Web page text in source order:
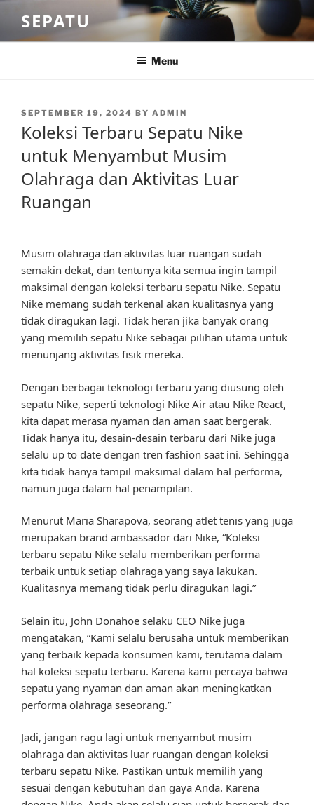
content
SEPATU
Menu
POSTED
SEPTEMBER 19, 2024 BY ADMIN
Koleksi Terbaru Sepatu Nike
untuk Menyambut Musim
Olahraga dan Aktivitas Luar
Ruangan
Musim olahraga dan aktivitas luar ruangan sudah
semakin dekat, dan tentunya kita semua ingin tampil
maksimal dengan koleksi terbaru sepatu Nike. Sepatu
Nike memang sudah terkenal akan kualitasnya yang
tidak diragukan lagi. Tidak heran jika banyak orang
yang memilih sepatu Nike sebagai pilihan utama untuk
menunjang aktivitas fisik mereka.
Dengan berbagai teknologi terbaru yang diusung oleh
sepatu Nike, seperti teknologi Nike Air atau Nike React,
kita dapat merasa nyaman dan aman saat bergerak.
Tidak hanya itu, desain-desain terbaru dari Nike juga
selalu up to date dengan tren fashion saat ini. Sehingga
kita tidak hanya tampil maksimal dalam hal performa,
namun juga dalam hal penampilan.
Menurut Maria Sharapova, seorang atlet tenis yang juga
merupakan brand ambassador dari Nike, “Koleksi
terbaru sepatu Nike selalu memberikan performa
terbaik untuk setiap olahraga yang saya lakukan.
Kualitasnya memang tidak perlu diragukan lagi.”
Selain itu, John Donahoe selaku CEO Nike juga
mengatakan, “Kami selalu berusaha untuk memberikan
yang terbaik kepada konsumen kami, terutama dalam
hal koleksi sepatu terbaru. Karena kami percaya bahwa
sepatu yang nyaman dan aman akan meningkatkan
performa olahraga seseorang.”
Jadi, jangan ragu lagi untuk menyambut musim
olahraga dan aktivitas luar ruangan dengan koleksi
terbaru sepatu Nike. Pastikan untuk memilih yang
sesuai dengan kebutuhan dan gaya Anda. Karena